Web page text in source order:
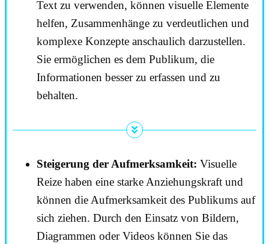
Text zu verwenden, können visuelle Elemente
helfen, Zusammenhänge zu verdeutlichen und
komplexe Konzepte anschaulich darzustellen.
Sie ermöglichen es dem Publikum, die
Informationen besser zu erfassen und zu
behalten.
Steigerung der Aufmerksamkeit: Visuelle
Reize haben eine starke Anziehungskraft und
können die Aufmerksamkeit des Publikums auf
sich ziehen. Durch den Einsatz von Bildern,
Diagrammen oder Videos können Sie das